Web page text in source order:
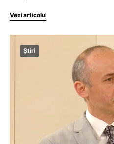
Vezi articolul
Știri